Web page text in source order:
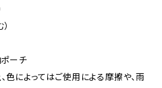
ポーチ
色によってはご使用による摩擦や、雨